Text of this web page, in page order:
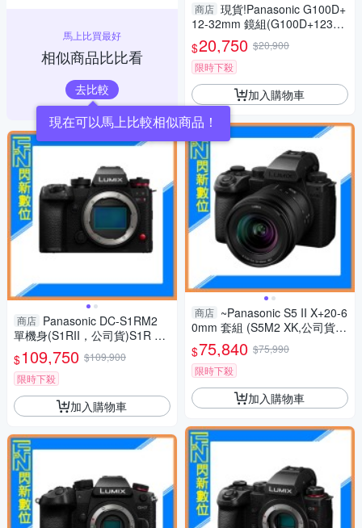
馬上比買最好
相似商品比比看
去比較
現在可以馬上比較相似商品！
商店 Panasonic DC-S1RM2
單機身(S1RII，公司貨)S1R Ma
rk II S1R2
$109,750 $109,900
限時下殺
加入購物車
商店 現貨!Panasonic G100D+
12-32mm 鏡組(G100D+123
2，公司貨)G100
$20,750 $20,900
限時下殺
加入購物車
商店 ~Panasonic S5 II X+20-6
0mm 套組 (S5M2 XK,公司貨)
S5IIXK
$75,840 $75,990
限時下殺
加入購物車